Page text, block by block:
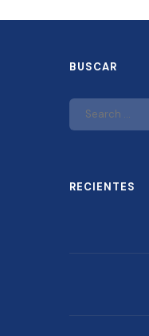
BUSCAR
RECIENTES